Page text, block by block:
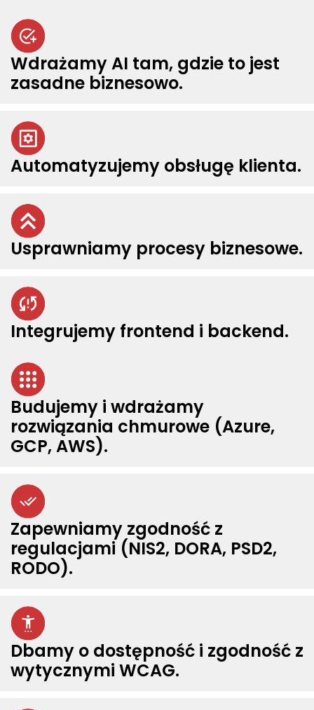
Wdrażamy AI tam, gdzie to jest
zasadne biznesowo.
Automatyzujemy obsługę klienta.
Usprawniamy procesy biznesowe.
Integrujemy frontend i backend.
Budujemy i wdrażamy
rozwiązania chmurowe (Azure,
GCP, AWS).
Zapewniamy zgodność z
regulacjami (NIS2, DORA, PSD2,
RODO).
Dbamy o dostępność i zgodność z
wytycznymi WCAG.